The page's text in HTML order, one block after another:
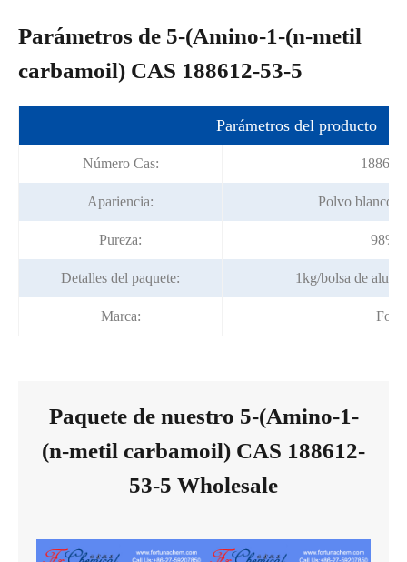
Parámetros de 5-(Amino-1-(n-metil
carbamoil) CAS 188612-53-5
Parámetros del producto
Número Cas:
Apariencia: Polvo blanco
Pureza: 98%
Detalles del paquete: 1kg/bolsa de
Marca:
Paquete de nuestro 5-(Amino-1-
(n-metil carbamoil) CAS 188612-
53-5 Wholesale